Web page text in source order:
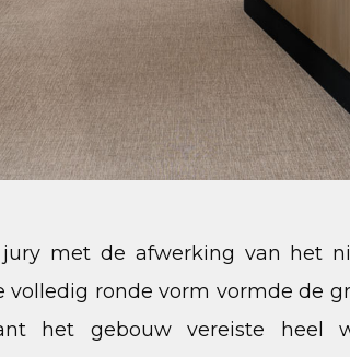
met de afwerking van het
volledig ronde vorm vormde de
het gebouw vereiste heel